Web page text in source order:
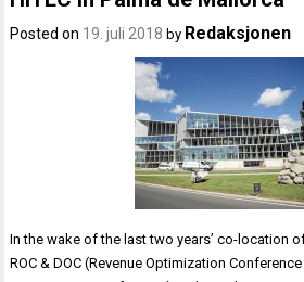
Posted on 19. juli 2018 by Redaksjonen
In the wake of the last two years’ co-location
ROC & DOC (Revenue Optimization